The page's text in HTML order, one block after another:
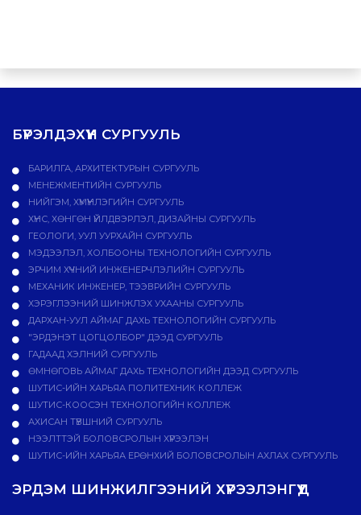
БҮРЭЛДЭХҮҮН СУРГУУЛЬ
БАРИЛГА, АРХИТЕКТУРЫН СУРГУУЛЬ
МЕНЕЖМЕНТИЙН СУРГУУЛЬ
НИЙГЭМ, ХҮМҮҮНЛЭГИЙН СУРГУУЛЬ
ХҮНС, ХӨНГӨН ҮЙЛДВЭРЛЭЛ, ДИЗАЙНЫ СУРГУУЛЬ
ГЕОЛОГИ, УУЛ УУРХАЙН СУРГУУЛЬ
МЭДЭЭЛЭЛ, ХОЛБООНЫ ТЕХНОЛОГИЙН СУРГУУЛЬ
ЭРЧИМ ХҮЧНИЙ ИНЖЕНЕРЧЛЭЛИЙН СУРГУУЛЬ
МЕХАНИК ИНЖЕНЕР, ТЭЭВРИЙН СУРГУУЛЬ
ХЭРЭГЛЭЭНИЙ ШИНЖЛЭХ УХААНЫ СУРГУУЛЬ
ДАРХАН-УУЛ АЙМАГ ДАХЬ ТЕХНОЛОГИЙН СУРГУУЛЬ
"ЭРДЭНЭТ ЦОГЦОЛБОР" ДЭЭД СУРГУУЛЬ
ГАДААД ХЭЛНИЙ СУРГУУЛЬ
ӨМНӨГОВЬ АЙМАГ ДАХЬ ТЕХНОЛОГИЙН ДЭЭД СУРГУУЛЬ
ШУТИС-ИЙН ХАРЬЯА ПОЛИТЕХНИК КОЛЛЕЖ
ШУТИС-КООСЭН ТЕХНОЛОГИЙН КОЛЛЕЖ
АХИСАН ТҮВШНИЙ СУРГУУЛЬ
НЭЭЛТТЭЙ БОЛОВСРОЛЫН ХҮРЭЭЛЭН
ШУТИС-ИЙН ХАРЬЯА ЕРӨНХИЙ БОЛОВСРОЛЫН АХЛАХ СУРГУУЛЬ
ЭРДЭМ ШИНЖИЛГЭЭНИЙ ХҮРЭЭЛЭНГҮҮД